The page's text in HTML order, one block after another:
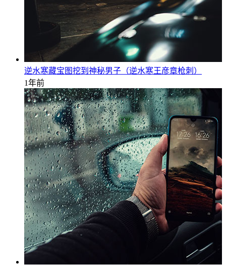
逆水寒藏宝图挖到神秘男子（逆水寒王彦章枪刺）
1年前